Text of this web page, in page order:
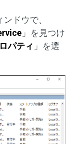
ドウで、
」を見つけ
パティ 」を選